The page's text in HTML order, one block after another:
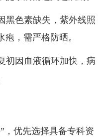
色素缺失，紫外线照
，需严格防晒。
因血液循环加快，病
优先选择具备专科资